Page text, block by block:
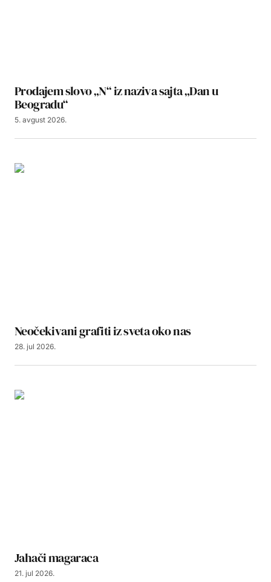
Prodajem slovo „N“ iz naziva sajta „Dan u
Beogradu“
5. avgust 2026.
Neočekivani grafiti iz sveta oko nas
28. jul 2026.
Jahači magaraca
21. jul 2026.